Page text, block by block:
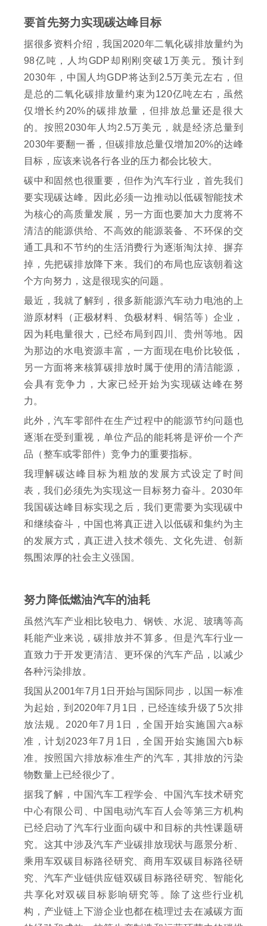
要首先努力实现碳达峰目标
据很多资料介绍，我国2020年二氧化碳排放量约为
98亿吨，人均GDP却刚刚突破1万美元。预计到
2030年，中国人均GDP将达到2.5万美元左右，但
是总的二氧化碳排放量约束为120亿吨左右，虽然
仅增长约20%的碳排放量，但排放总量还是很大
的。按照2030年人均2.5万美元，就是经济总量到
2030年要翻一番，但碳排放总量仅增加20%的达峰
目标，应该来说各行各业的压力都会比较大。
碳中和固然也很重要，但作为汽车行业，首先我们
要实现碳达峰。因此必须一边推动以低碳智能技术
为核心的高质量发展，另一方面也要加大力度将不
清洁的能源供给、不高效的能源装备、不环保的交
通工具和不节约的生活消费行为逐渐淘汰掉、摒弃
掉，先把碳排放降下来。我们的布局也应该朝着这
个方向努力，这是很现实的问题。
最近，我就了解到，很多新能源汽车动力电池的上
游原材料（正极材料、负极材料、铜箔等）企业，
因为耗电量很大，已经布局到四川、贵州等地。因
为那边的水电资源丰富，一方面现在电价比较低，
另一方面将来核算碳排放时属于使用的清洁能源，
会具有竞争力，大家已经开始为实现碳达峰在努
力。
此外，汽车零部件在生产过程中的能源节约问题也
逐渐在受到重视，单位产品的能耗将是评价一个产
品（整车或零部件）竞争力的重要指标。
我理解碳达峰目标为粗放的发展方式设定了时间
表，我们必须先为实现这一目标努力奋斗。2030年
我国碳达峰目标实现之后，我们更需要为实现碳中
和继续奋斗，中国也将真正进入以低碳和集约为主
的发展方式，真正进入技术领先、文化先进、创新
氛围浓厚的社会主义强国。
努力降低燃油汽车的油耗
虽然汽车产业相比较电力、钢铁、水泥、玻璃等高
耗能产业来说，碳排放并不算多。但是汽车行业一
直致力于开发更清洁、更环保的汽车产品，以减少
各种污染排放。
我国从2001年7月1日开始与国际同步，以国一标准
为起始，到2020年7月1日，已经连续升级了5次排
放法规。2020年7月1日，全国开始实施国六a标
准，计划2023年7月1日，全国开始实施国六b标
准。按照国六排放标准生产的汽车，其排放的污染
物数量上已经很少了。
据我了解，中国汽车工程学会、中国汽车技术研究
中心有限公司、中国电动汽车百人会等第三方机构
已经启动了汽车行业面向碳中和目标的共性课题研
究。这其中涉及汽车产业碳排放现状与愿景分析、
乘用车双碳目标路径研究、商用车双碳目标路径研
究、汽车产业链供应链双碳目标路径研究、智能化
共享化对双碳目标影响研究等。除了这些行业机
构，产业链上下游企业也都在梳理过去在减碳方面